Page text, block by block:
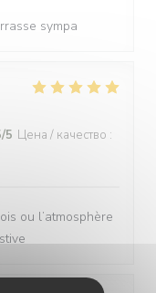
sympa
/5 Цена / качество :
ou l’atmosphère